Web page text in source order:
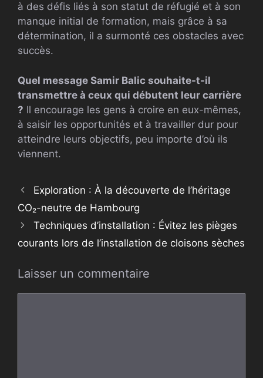
à des défis liés à son statut de réfugié et à son
manque initial de formation, mais grâce à sa
détermination, il a surmonté ces obstacles avec
succès.
Quel message Samir Balic souhaite-t-il
transmettre à ceux qui débutent leur carrière
? Il encourage les gens à croire en eux-mêmes,
à saisir les opportunités et à travailler dur pour
atteindre leurs objectifs, peu importe d’où ils
viennent.
Exploration : À la découverte de l’héritage
CO₂-neutre de Hambourg
Techniques d’installation : Évitez les pièges
courants lors de l’installation de cloisons sèches
Laisser un commentaire